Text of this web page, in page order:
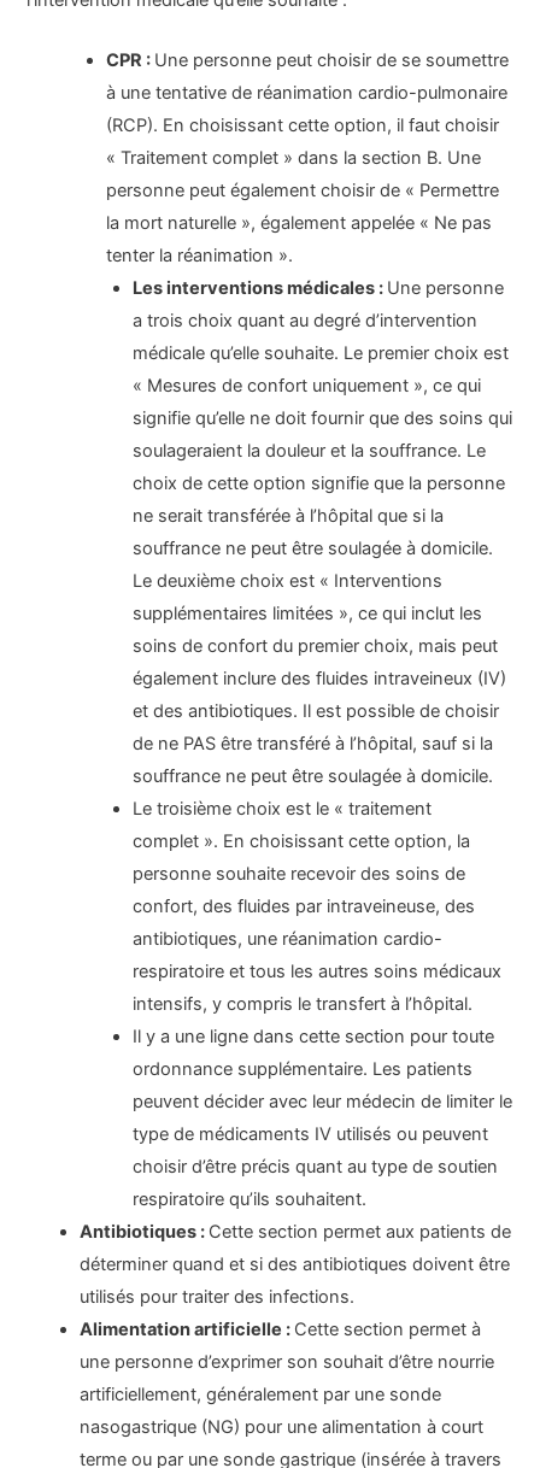
CPR : Une personne peut choisir de se soumettre
à une tentative de réanimation cardio-pulmonaire
(RCP). En choisissant cette option, il faut choisir
« Traitement complet » dans la section B. Une
personne peut également choisir de « Permettre
la mort naturelle », également appelée « Ne pas
tenter la réanimation ».
Les interventions médicales : Une personne
a trois choix quant au degré d’intervention
médicale qu’elle souhaite. Le premier choix est
« Mesures de confort uniquement », ce qui
signifie qu’elle ne doit fournir que des soins qui
soulageraient la douleur et la souffrance. Le
choix de cette option signifie que la personne
ne serait transférée à l’hôpital que si la
souffrance ne peut être soulagée à domicile.
Le deuxième choix est « Interventions
supplémentaires limitées », ce qui inclut les
soins de confort du premier choix, mais peut
également inclure des fluides intraveineux (IV)
et des antibiotiques. Il est possible de choisir
de ne PAS être transféré à l’hôpital, sauf si la
souffrance ne peut être soulagée à domicile.
Le troisième choix est le « traitement
complet ». En choisissant cette option, la
personne souhaite recevoir des soins de
confort, des fluides par intraveineuse, des
antibiotiques, une réanimation cardio-
respiratoire et tous les autres soins médicaux
intensifs, y compris le transfert à l’hôpital.
Il y a une ligne dans cette section pour toute
ordonnance supplémentaire. Les patients
peuvent décider avec leur médecin de limiter le
type de médicaments IV utilisés ou peuvent
choisir d’être précis quant au type de soutien
respiratoire qu’ils souhaitent.
Antibiotiques : Cette section permet aux patients de
déterminer quand et si des antibiotiques doivent être
utilisés pour traiter des infections.
Alimentation artificielle : Cette section permet à
une personne d’exprimer son souhait d’être nourrie
artificiellement, généralement par une sonde
nasogastrique (NG) pour une alimentation à court
terme ou par une sonde gastrique (insérée à travers